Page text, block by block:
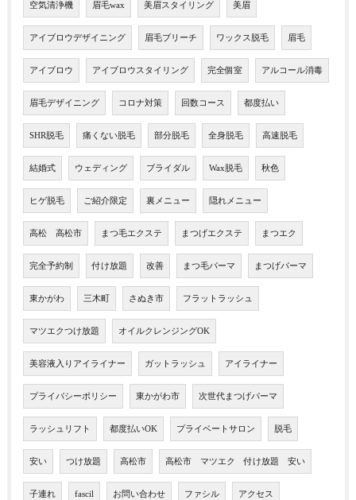
空気清浄機 眉毛wax 美眉スタイリング 美眉
アイブロウデザイニング 眉毛ブリーチ ワックス脱毛 眉毛
アイブロウ アイブロウスタイリング 完全個室 アルコール消毒
眉毛デザイニング コロナ対策 回数コース 都度払い
SHR脱毛 痛くない脱毛 部分脱毛 全身脱毛 高速脱毛
結婚式 ウェディング ブライダル Wax脱毛 秋色
ヒゲ脱毛 ご紹介限定 裏メニュー 隠れメニュー
高松 高松市 まつ毛エクステ まつげエクステ まつエク
完全予約制 付け放題 改善 まつ毛パーマ まつげパーマ
東かがわ 三木町 さぬき市 フラットラッシュ
マツエクつけ放題 オイルクレンジングOK
美容液入りアイライナー ガットラッシュ アイライナー
プライバシーポリシー 東かがわ市 次世代まつげパーマ
ラッシュリフト 都度払いOK プライベートサロン 脱毛
安い つけ放題 高松市 高松市 マツエク 付け放題 安い
子連れ fascil お問い合わせ ファシル アクセス